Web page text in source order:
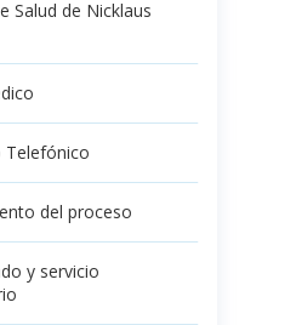
Salud de Nicklaus
Telefónico
del proceso
y servicio